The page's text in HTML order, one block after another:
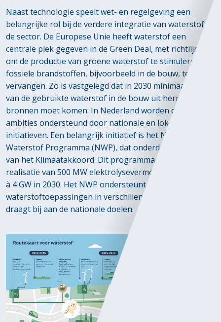
Naast technologie speelt wet- en regelgeving een
belangrijke rol bij de verdere integratie van waterstof in
de sector. De Europese Unie heeft waterstof een
centrale plek gegeven in de Green Deal, met richtlijnen
om de productie van groene waterstof te stimuleren en
fossiele brandstoffen, bijvoorbeeld in de bouw, te
vervangen. Zo is vastgelegd dat in 2030 minimaal 40%
van de gebruikte waterstof in de bouw uit hernieuwbare
bronnen moet komen. In Nederland worden deze
ambities ondersteund door nationale en lokale
initiatieven. Een belangrijk initiatief is het Nationaal
Waterstof Programma (NWP), dat onderdeel uitmaakt
van het Klimaatakkoord. Dit programma streeft naar de
realisatie van 500 MW elektrolysevermogen in 2025 en 3
à 4 GW in 2030. Het NWP ondersteunt
waterstoftoepassingen in verschillende sectoren en
draagt bij aan de nationale doelen.